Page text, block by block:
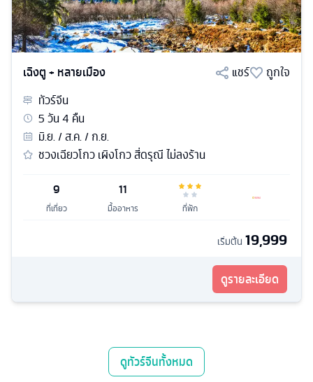
เฉิงตู + หลายเมือง แชร์
ถูกใจ
ทัวร์จีน
5วัน4 คืน
มิ.ย. / ส.ค. / ก.ย.
ชวงเฉียวโกว เผิงโกว สี่ดรุณี ไม่ลงร้าน
9
ที่เที่ยว
11
มื้ออาหาร ที่พัก
เริ่มต้น 19,999
ดูรายละเอียด
ดูทัวร์จีนทั้งหมด